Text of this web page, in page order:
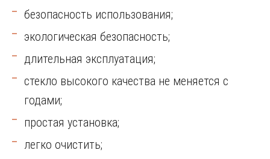
безопасность использования;
экологическая безопасность;
длительная эксплуатация;
стекло высокого качества не меняется с
годами;
простая установка;
легко очистить;